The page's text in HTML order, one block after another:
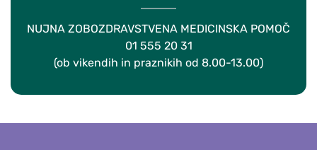
NUJNA ZOBOZDRAVSTVENA MEDICINSKA POMOČ
01 555 20 31
(ob vikendih in praznikih od 8.00-13.00)